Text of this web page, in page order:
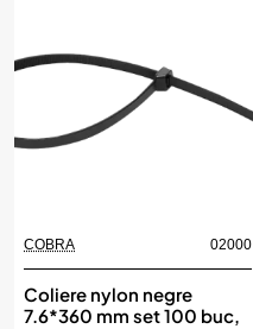
COBRA 02000
Coliere nylon negre
7.6*360 mm set 100 buc,